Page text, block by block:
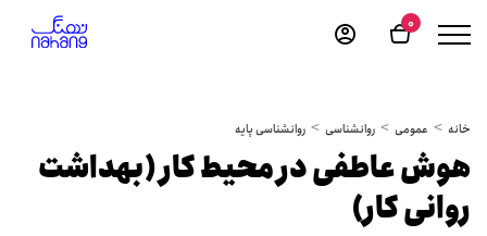
0
خانه عمومی روانشناسی روانشناسی پایه
هوش عاطفی در محیط کار (بهداشت
روانی کار)